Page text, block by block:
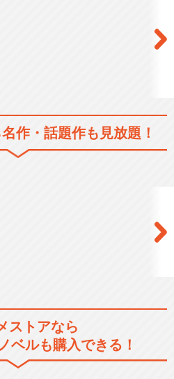
SHIBUYA♡HACHI 第4クール
SHIBUYA♡HACHI 「ハチ
と渋谷を歩こ…
名作・話題作も見放題！
ストアなら
ベルも購入できる！